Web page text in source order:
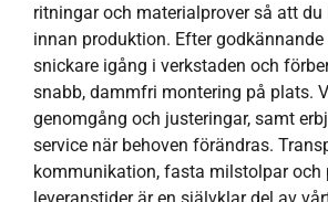
ritningar och materialprover så att du
innan produktion. Efter godkännande
snickare igång i verkstaden och
snabb, dammfri montering på plats.
genomgång och justeringar, samt
service när behoven förändras.
kommunikation, fasta milstolpar och